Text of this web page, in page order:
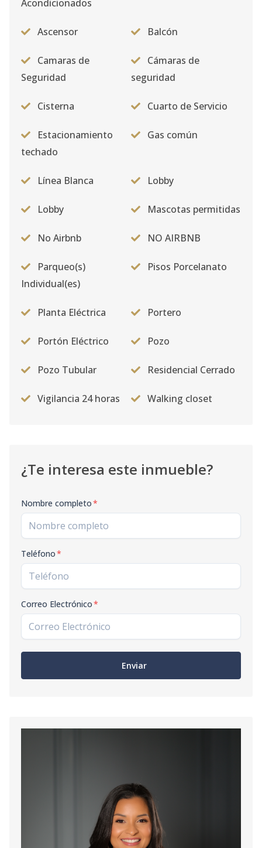
Acondicionados
Ascensor Balcón
Camaras de
Seguridad
Cámaras de
seguridad
Cisterna Cuarto de Servicio
Estacionamiento
techado
Gas común
Línea Blanca Lobby
Lobby Mascotas permitidas
No Airbnb NO AIRBNB
Parqueo(s)
Individual(es)
Pisos Porcelanato
Planta Eléctrica Portero
Portón Eléctrico Pozo
Pozo Tubular Residencial Cerrado
Vigilancia 24 horas Walking closet
¿Te interesa este inmueble?
Nombre completo*
Teléfono*
Correo Electrónico*
Enviar